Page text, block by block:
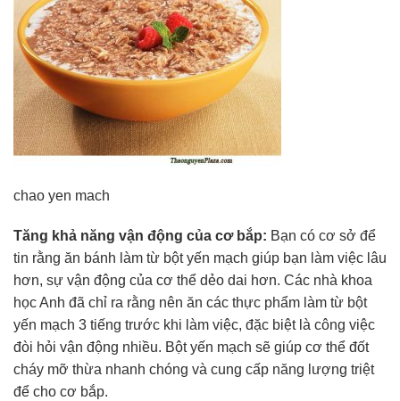
chao yen mach
Tăng khả năng vận động của cơ bắp: Bạn có cơ sở để
tin rằng ăn bánh làm từ bột yến mạch giúp bạn làm việc lâu
hơn, sự vận động của cơ thể dẻo dai hơn. Các nhà khoa
học Anh đã chỉ ra rằng nên ăn các thực phẩm làm từ bột
yến mạch 3 tiếng trước khi làm việc, đặc biệt là công việc
đòi hỏi vận động nhiều. Bột yến mạch sẽ giúp cơ thể đốt
cháy mỡ thừa nhanh chóng và cung cấp năng lượng triệt
để cho cơ bắp.